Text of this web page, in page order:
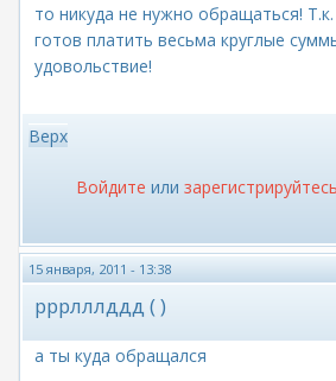
то никуда не нужно обращаться!
готов платить весьма круглые
удовольствие!
Верх
Войдите или зарегистрируйтесь
15 января, 2011 - 13:38
рррлллддд ( )
а ты куда обращался